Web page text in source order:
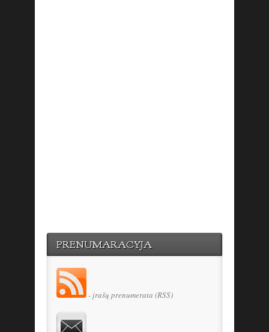
PRENUMARACYJA
- įrašų prenumerata (RSS)